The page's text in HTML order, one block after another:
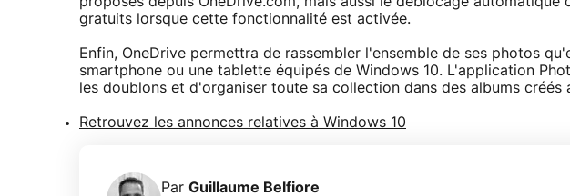
gratuits lorsque cette fonctionnalité est activée.
Enfin, OneDrive permettra de rassembler l'ensemble de ses photos
smartphone ou une tablette équipés de Windows 10. L'application
les doublons et d'organiser toute sa collection dans des albums créés
Retrouvez les annonces relatives à Windows 10
Par Guillaume Belfiore